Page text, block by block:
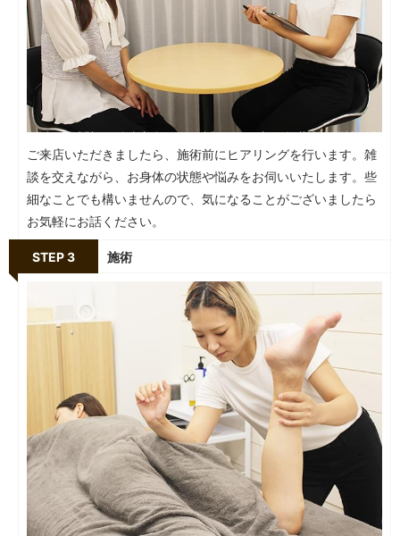
ご来店いただきましたら、施術前にヒアリングを行います。雑
談を交えながら、お身体の状態や悩みをお伺いいたします。些
細なことでも構いませんので、気になることがございましたら
お気軽にお話ください。
STEP 3 施術